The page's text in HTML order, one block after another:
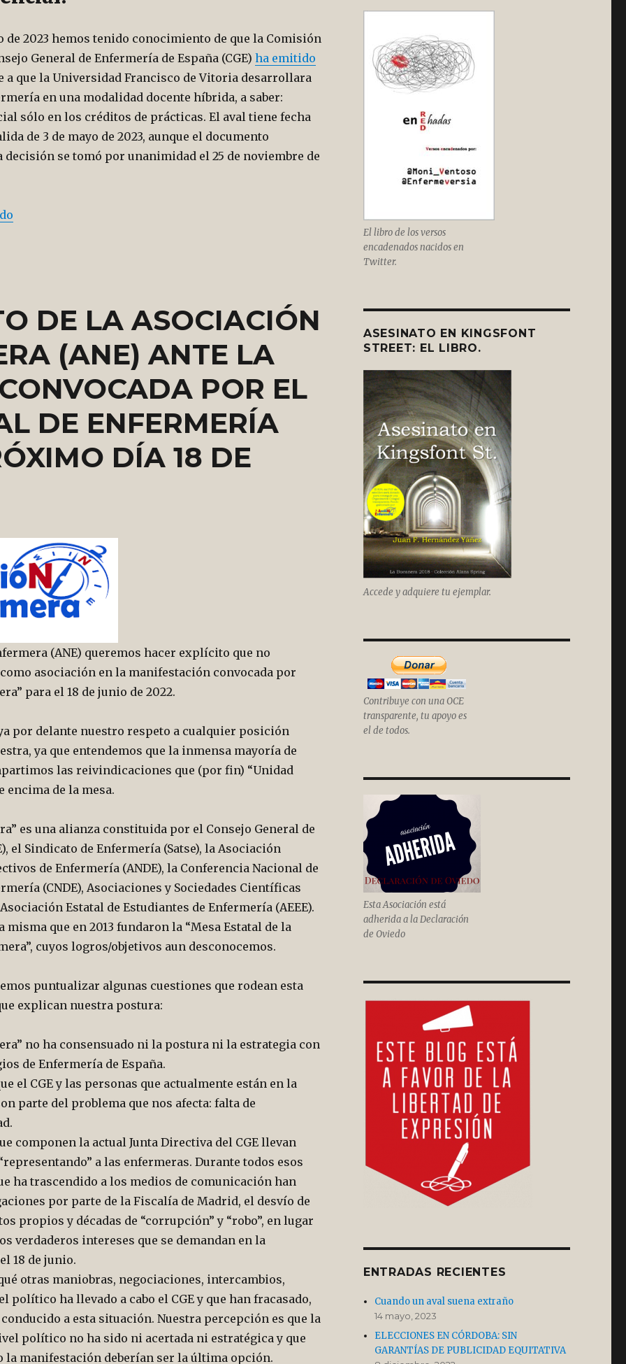
de 2023 hemos tenido conocimiento de que la Comisión
General de Enfermería de España (CGE) ha emitido
a que la Universidad Francisco de Vitoria desarrollara
en una modalidad docente híbrida, a saber:
sólo en los créditos de prácticas. El aval tiene fecha
de 3 de mayo de 2023, aunque el documento
decisión se tomó por unanimidad el 25 de noviembre de
“Cuando un aval suena extraño”
DE LA ASOCIACIÓN
(ANE) ANTE LA
POR EL
DE ENFERMERÍA
DÍA 18 DE
(ANE) queremos hacer explícito que no
asociación en la manifestación convocada por
para el 18 de junio de 2022.
por delante nuestro respeto a cualquier posición
ya que entendemos que la inmensa mayoría de
las reivindicaciones que (por fin) “Unidad
encima de la mesa.
es una alianza constituida por el Consejo General de
el Sindicato de Enfermería (Satse), la Asociación
de Enfermería (ANDE), la Conferencia Nacional de
(CNDE), Asociaciones y Sociedades Científicas
Estatal de Estudiantes de Enfermería (AEEE).
misma que en 2013 fundaron la “Mesa Estatal de la
cuyos logros/objetivos aun desconocemos.
puntualizar algunas cuestiones que rodean esta
explican nuestra postura:
no ha consensuado ni la postura ni la estrategia con
de Enfermería de España.
el CGE y las personas que actualmente están en la
parte del problema que nos afecta: falta de
componen la actual Junta Directiva del CGE llevan
a las enfermeras. Durante todos esos
ha trascendido a los medios de comunicación han
por parte de la Fiscalía de Madrid, el desvío de
propios y décadas de “corrupción” y “robo”, en lugar
verdaderos intereses que se demandan en la
18 de junio.
otras maniobras, negociaciones, intercambios,
político ha llevado a cabo el CGE y que han fracasado,
a esta situación. Nuestra percepción es que la
político no ha sido ni acertada ni estratégica y que
la manifestación deberían ser la última opción.
El libro de los versos
encadenados nacidos en
Twitter.
ASESINATO EN KINGSFONT
STREET: EL LIBRO.
Accede y adquiere tu ejemplar.
Contribuye con una OCE
transparente, tu apoyo es
el de todos.
Esta Asociación está
adherida a la Declaración
de Oviedo
ENTRADAS RECIENTES
Cuando un aval suena extraño
14 mayo, 2023
ELECCIONES EN CÓRDOBA: SIN
GARANTÍAS DE PUBLICIDAD EQUITATIVA